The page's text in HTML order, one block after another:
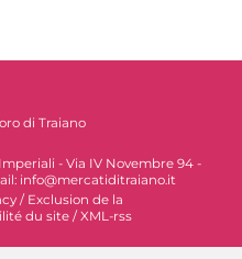
di Traiano
- Via IV Novembre 94 -
info@mercatiditraiano.it
/ Exclusion de la
du site / XML-rss